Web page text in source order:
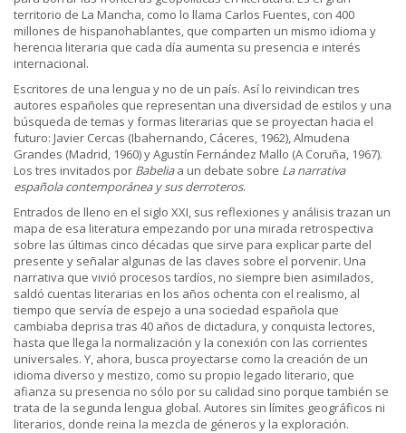
territorio de La Mancha, como lo llama Carlos Fuentes, con 400
millones de hispanohablantes, que comparten un mismo idioma y
herencia literaria que cada día aumenta su presencia e interés
internacional.
Escritores de una lengua y no de un país. Así lo reivindican tres
autores españoles que representan una diversidad de estilos y una
búsqueda de temas y formas literarias que se proyectan hacia el
futuro: Javier Cercas (Ibahernando, Cáceres, 1962), Almudena
Grandes (Madrid, 1960) y Agustín Fernández Mallo (A Coruña, 1967).
Los tres invitados por Babeliaa un debate sobre La narrativa
española contemporánea y sus derroteros.
Entrados de lleno en el siglo XXI, sus reflexiones y análisis trazan un
mapa de esa literatura empezando por una mirada retrospectiva
sobre las últimas cinco décadas que sirve para explicar parte del
presente y señalar algunas de las claves sobre el porvenir. Una
narrativa que vivió procesos tardíos, no siempre bien asimilados,
saldó cuentas literarias en los años ochenta con el realismo, al
tiempo que servía de espejo a una sociedad española que
cambiaba deprisa tras 40 años de dictadura, y conquista lectores,
hasta que llega la normalización y la conexión con las corrientes
universales. Y, ahora, busca proyectarse como la creación de un
idioma diverso y mestizo, como su propio legado literario, que
afianza su presencia no sólo por su calidad sino porque también se
trata de la segunda lengua global. Autores sin límites geográficos ni
literarios, donde reina la mezcla de géneros y la exploración.